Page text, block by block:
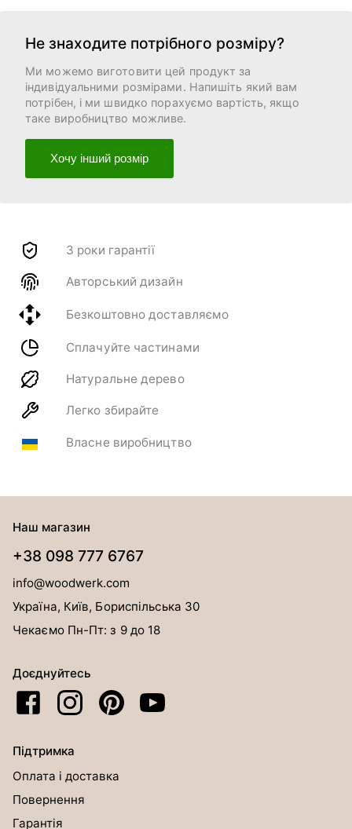
Не знаходите потрібного розміру?
Ми можемо виготовити цей продукт за
індивідуальними розмірами. Напишіть який вам
потрібен, і ми швидко порахуємо вартість, якщо
таке виробництво можливе.
Хочу інший розмір
3 роки гарантії
Авторський дизайн
Безкоштовно доставляємо
Сплачуйте частинами
Натуральне дерево
Легко збирайте
Власне виробництво
Наш магазин
+38 098 777 6767
info@woodwerk.com
Україна, Київ, Бориспільська 30
Чекаємо Пн-Пт: з 9 до 18
Доєднуйтесь
Підтримка
Оплата і доставка
Повернення
Гарантія